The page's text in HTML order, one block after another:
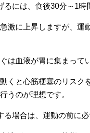
るには、食後30分～1
激に上昇しますが、運
は血液が胃に集まって
くと心筋梗塞のリスク
うのが理想です。
る場合は、運動の前に